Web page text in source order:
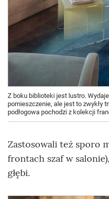
Z boku biblioteki jest lustro.
pomieszczenie, ale jest to zwykły
podłogowa pochodzi z kolekcji
Zastosowali też sporo
frontach szaf w
głębi.